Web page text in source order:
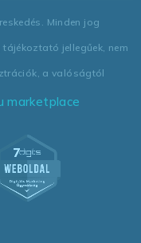
Minden jog
jellegűek, nem
a valóságtól
marketplace